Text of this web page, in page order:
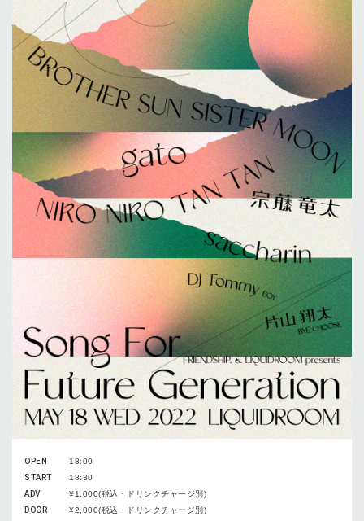
OPEN
18:00
START
18:30
ADV
¥1,000(税込・ドリンクチャージ別)
DOOR
¥2,000(税込・ドリンクチャージ別)